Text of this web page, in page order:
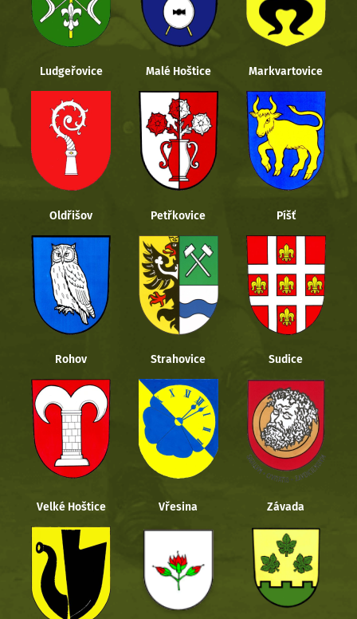
Ludgeřovice Malé Hoštice Markvartovice
Oldřišov Petřkovice Píšť
Rohov Strahovice Sudice
Velké Hoštice Vřesina Závada